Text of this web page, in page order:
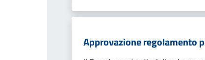
Approvazione regolamento